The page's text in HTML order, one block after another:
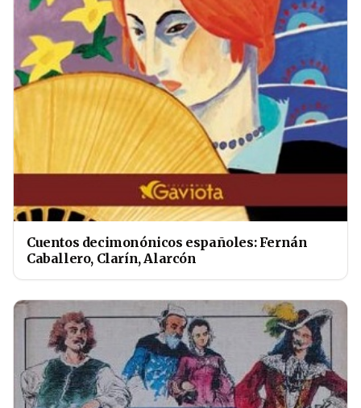
Cuentos decimonónicos españoles: Fernán
Caballero, Clarín, Alarcón